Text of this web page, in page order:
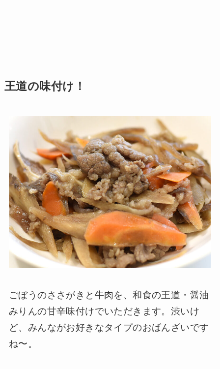
王道の味付け！
ごぼうのささがきと牛肉を、和食の王道・醤油
みりんの甘辛味付けでいただきます。渋いけ
ど、みんながお好きなタイプのおばんざいです
ね〜。